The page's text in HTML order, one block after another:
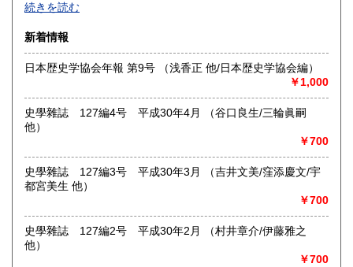
東京下町で七十四年、一冊一冊を大切にお届けします。幅広
い分野で日々更新中。ホームページにもお立ち寄りくださ
い。
https://aokishoten.sakura.ne.jp/
沿線名：京成線
最寄駅：堀切菖蒲園駅徒歩約1分
営業時間：12:00〜17:00
定休日：店舗は雨天休業及び「不定休」です。店舗での日時
指定受取は出来かねます。
書籍の買取について
続きを読む
新着情報
日本歴史学協会年報 第9号 （浅香正 他/日本歴史学協会編）
￥1,000
史學雜誌 127編4号 平成30年4月 （谷口良生/三輪眞嗣
他）
￥700
史學雜誌 127編3号 平成30年3月 （吉井文美/窪添慶文/宇
都宮美生 他）
￥700
史學雜誌 127編2号 平成30年2月 （村井章介/伊藤雅之
他）
￥700